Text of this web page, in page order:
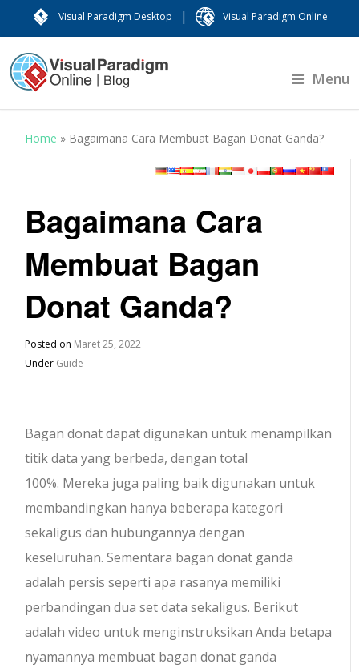
Visual Paradigm Desktop | Visual Paradigm Online
Menu
Home » Bagaimana Cara Membuat Bagan Donat Ganda?
Bagaimana Cara
Membuat Bagan
Donat Ganda?
Posted on Maret 25, 2022
Under Guide
Bagan donat dapat digunakan untuk menampilkan
titik data yang berbeda, dengan total
100%. Mereka juga paling baik digunakan untuk
membandingkan hanya beberapa kategori
sekaligus dan hubungannya dengan
keseluruhan. Sementara bagan donat ganda
adalah persis seperti apa rasanya memiliki
perbandingan dua set data sekaligus. Berikut
adalah video untuk menginstruksikan Anda betapa
nyamannya membuat bagan donat ganda